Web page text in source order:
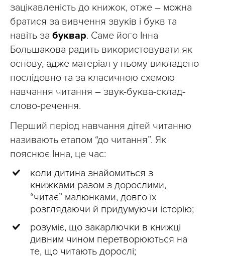
зацікавленість до книжок, отже – можна
братися за вивчення звуків і букв та
навіть за буквар. Саме його Інна
Большакова радить використовувати як
основу, адже матеріал у ньому викладено
послідовно та за класичною схемою
навчання читання – звук-буква-склад-
слово-речення.
Перший період навчання дітей читанню
називають етапом “до читання”. Як
пояснює Інна, це час:
коли дитина знайомиться з
книжками разом з дорослими,
“читає” малюнками, довго їх
розглядаючи й придумуючи історію;
розуміє, що закарлючки в книжці
дивним чином перетворюються на
те, що читають дорослі;